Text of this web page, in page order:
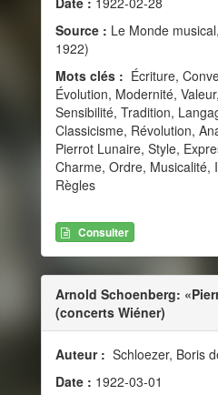
Source : Le Monde
1922)
Mots clés : Écriture,
Évolution, Modernité,
Sensibilité, Tradition,
Classicisme, Révolution,
Pierrot Lunaire, Style,
Charme, Ordre, Musicalité,
Règles
Consulter
Arnold Schoenberg:
(concerts Wiéner)
Auteur : Schloezer, Boris
Date : 1922-03-01